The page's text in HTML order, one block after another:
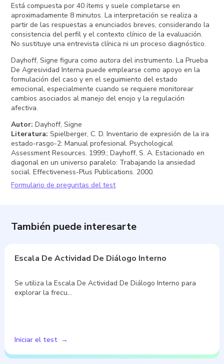
Está compuesta por 40 ítems y suele completarse en
aproximadamente 8 minutos. La interpretación se realiza a
partir de las respuestas a enunciados breves, considerando la
consistencia del perfil y el contexto clínico de la evaluación.
No sustituye una entrevista clínica ni un proceso diagnóstico.
Dayhoff, Signe figura como autora del instrumento. La Prueba
De Agresividad Interna puede emplearse como apoyo en la
formulación del caso y en el seguimiento del estado
emocional, especialmente cuando se requiere monitorear
cambios asociados al manejo del enojo y la regulación
afectiva.
Autor: Dayhoff, Signe
Literatura: Spielberger, C. D. Inventario de expresión de la ira
estado-rasgo-2: Manual profesional. Psychological
Assessment Resources. 1999.; Dayhoff, S. A. Estacionado en
diagonal en un universo paralelo: Trabajando la ansiedad
social. Effectiveness-Plus Publications. 2000.
Formulario de preguntas del test
También puede interesarte
Escala De Actividad De Diálogo Interno
Se utiliza la Escala De Actividad De Diálogo Interno para
explorar la frecu…
Iniciar el test